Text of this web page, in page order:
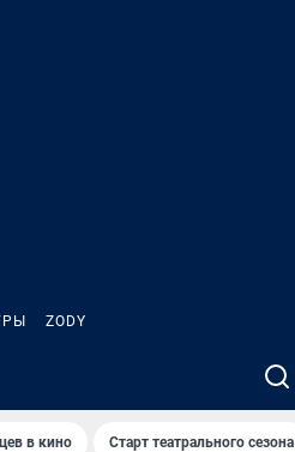
ZODY
в кино Старт театрального сезона